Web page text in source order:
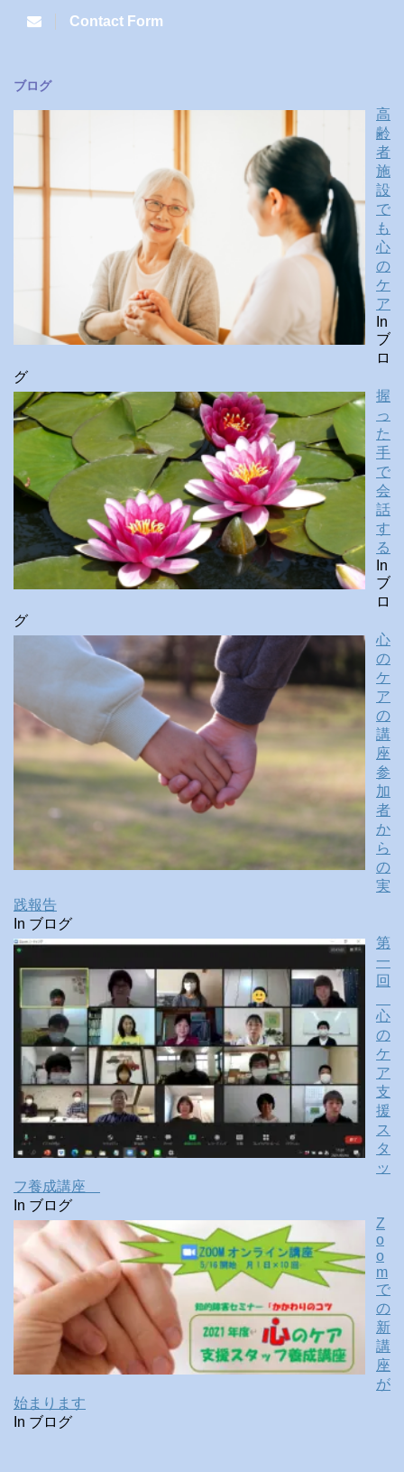
Contact Form
ブログ
高
齢
者
施
設
で
も
心
の
ケ
ア
In
ブ
ロ
グ
握
っ
た
手
で
会
話
す
る
In
ブ
ロ
グ
心
の
ケ
ア
の
講
座
参
加
者
か
ら
の
実
践報告
In ブログ
第
一
回
心
の
ケ
ア
支
援
ス
タ
ッ
フ養成講座
In ブログ
Z
o
o
m
で
の
新
講
座
が
始まります
In ブログ